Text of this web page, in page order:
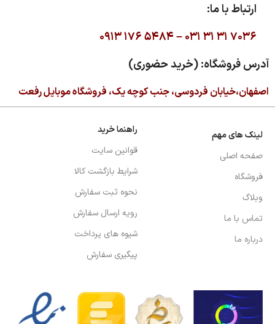
ارتباط با ما:
۰۹۱۳ ۱۷۶ ۵۴۸۴ –۰۳۱ ۳۱ ۳۱ ۷۰۳۶
آدرس فروشگاه: (خرید حضوری)
اصفهان،خیابان فردوسی، جنب کوچه یک، فروشگاه موبایل رفعت
لینک های مهم
صفحه اصلی
فروشگاه
وبلاگ
تماس با ما
درباره ما
راهنما خرید
قوانین سایت
شرایط بازگشت کالا
نحوه ثبت سفارش
رویه ارسال سفارش
شیوه های پرداخت
پیگیری سفارش